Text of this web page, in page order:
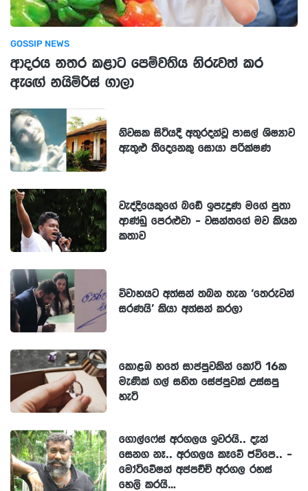
GOSSIP NEWS
ආදරය නතර කළාට පෙම්වතිය නිරුවත් කර
ඇඟේ නයිමිරිස් ගාලා
නිවසක සිටියදී අතුරදන්වූ පාසල් ශිෂ්‍යාව
ඇතුළු තිදෙනෙකු සොයා පරික්ෂණ
වැද්දියෙකුගේ බඩේ ඉපැදුණ මගේ පුතා
ආණ්ඩු පෙරළුවා - වසන්තගේ මව කියන
කතාව
විවාහයට අත්සන් තබන තැන ‘තෙරුවන්
සරණයි’ කියා අත්සන් කරලා
කොළඹ හතේ සාප්පුවකින් කෝටි 16ක
මැණික් ගල් සහිත සේප්පුවක් උස්සපු
හැටි
ගොල්ෆේස් අරගලය ඉවරයි.. දැන්
සෙනග නෑ.. අරගලය කෑවේ ජවිපෙ.. -
මෝටිවේෂන් අප්පච්චි අරගල රහස්
හෙලි කරයි…